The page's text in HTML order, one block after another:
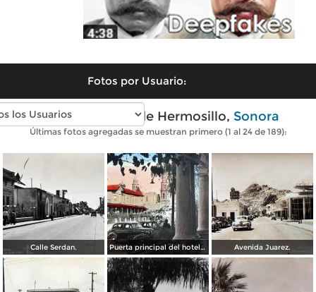
Fotos por Usuario:
Fotos antiguas de Hermosillo, Sonora
Últimas fotos agregadas se muestran primero (1 al 24 de 189):
Calle Serdan. Puerta principal del hotel Ramos. ( Circulada el 29 de Enero de 1942 ). Avenida Juarez.